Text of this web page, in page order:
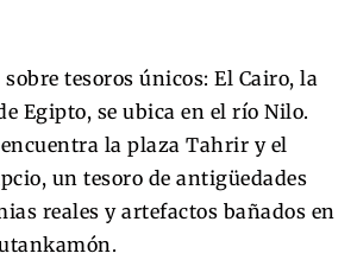
tesoros únicos: El Cairo, la
Egipto, se ubica en el río Nilo.
la plaza Tahrir y el
un tesoro de antigüedades
reales y artefactos bañados en